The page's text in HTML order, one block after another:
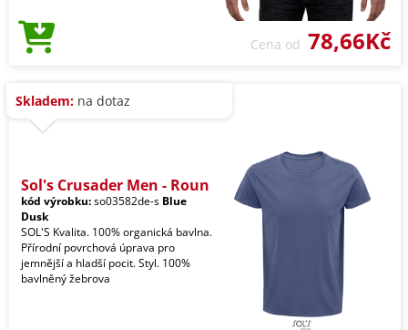
Cena od 78,66Kč
Skladem: na dotaz
Sol's Crusader Men - Roun
kód výrobku:so03582de-s Blue
Dusk
SOL'S Kvalita. 100% organická bavlna.
Přírodní povrchová úprava pro
jemnější a hladší pocit. Styl. 100%
bavlněný žebrova